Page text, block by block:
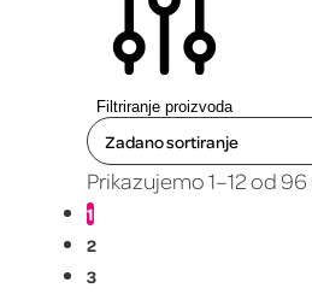
Filtriranje proizvoda
Prikazujemo 1–12 od
1
2
3